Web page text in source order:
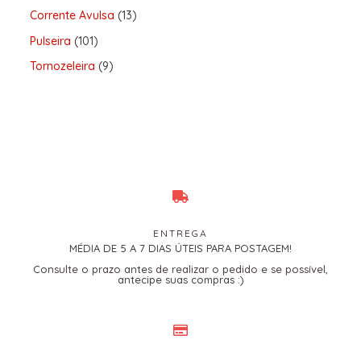
Corrente Avulsa 13
Pulseira 101
Tornozeleira 9
ENTREGA
MÉDIA DE 5 A 7 DIAS ÚTEIS PARA POSTAGEM!
Consulte o prazo antes de realizar o pedido e se possível,
antecipe suas compras :)